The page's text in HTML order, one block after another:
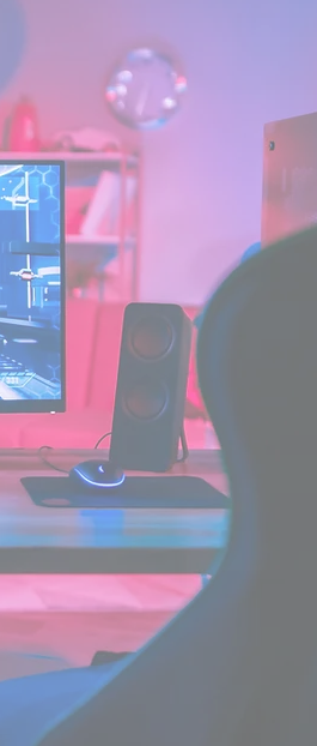
Mises à jour
disque
Services en ligne